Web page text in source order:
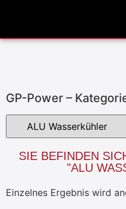
GP-Power –
SIE BEFINDEN
"ALU
Einzelnes Ergebnis wird